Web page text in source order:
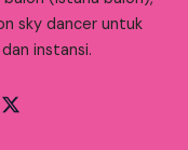
sky dancer untuk
instansi.